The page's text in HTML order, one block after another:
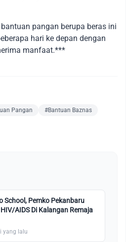
pangan berupa beras ini
hari ke depan dengan
manfaat.***
Pangan
#Bantuan Baznas
School, Pemko Pekanbaru
AIDS Di Kalangan Remaja
yang lalu